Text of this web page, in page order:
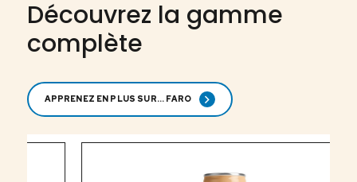
Découvrez la gamme
complète
APPRENEZ EN PLUS SUR... FARO